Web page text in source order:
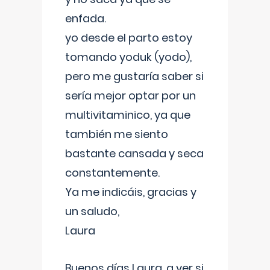
enfada.
yo desde el parto estoy
tomando yoduk (yodo),
pero me gustaría saber si
sería mejor optar por un
multivitaminico, ya que
también me siento
bastante cansada y seca
constantemente.
Ya me indicáis, gracias y
un saludo,
Laura